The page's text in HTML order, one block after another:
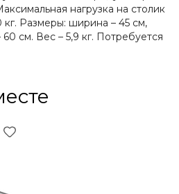
нагрузка на столик
Размеры: ширина – 45 см,
см. Вес – 5,9 кг. Потребуется